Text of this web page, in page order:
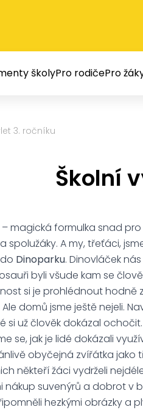
školyPro rodičePro
3. ročníku
Školní
– magická formulka snad
spolužáky. A my, třeťáci,
Dinoparku. Dinovláček
byli všude kam se
si je prohlédnout hodně
domů jsme ještě nejeli.
si už člověk dokázal
se, jak je lidé dokázali
obyčejná zvířátka jako
někteří žáci vydrželi
nákup suvenýrů a dobrot v
hezkými obrázky a